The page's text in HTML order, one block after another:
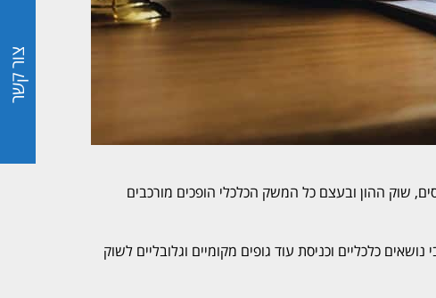
צור קשר
שוק ההון ובעצם כל המשק הכלכלי הופכים מורכבים
כלכליים וכניסת עוד גופים מקומיים וגלובליים לשוק